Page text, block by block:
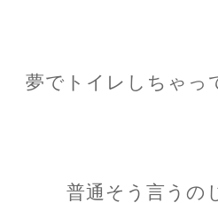
夢でトイレしちゃっ
普通そう言うの